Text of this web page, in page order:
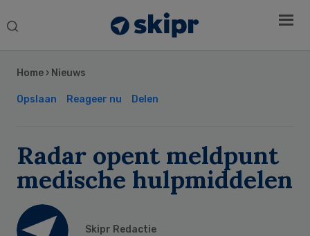
Search
Home › Nieuws
Opslaan Reageer nu Delen
Radar opent meldpunt
medische hulpmiddelen
Skipr Redactie
Sidebar